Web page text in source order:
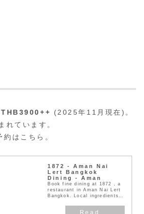
THB3900++
(2025年11月現在)。
れています。
はこちら。
1872 - Aman Nai
Lert Bangkok
Dining - Aman
Book fine dining at 1872 , a
restaurant in Aman Nai Lert
Bangkok. Local ingredients